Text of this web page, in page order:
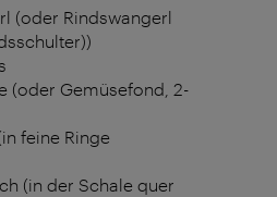
(oder Rindswangerl
(oder Gemüsefond, 2-
feine Ringe
(in der Schale quer